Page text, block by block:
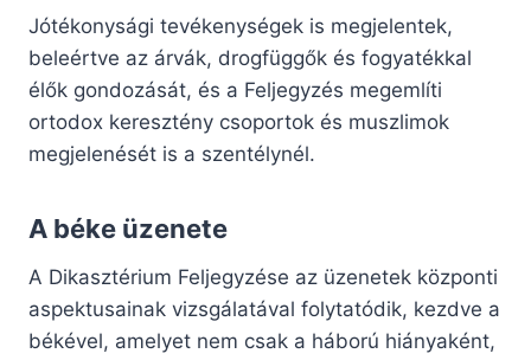
Jótékonysági tevékenységek is megjelentek,
beleértve az árvák, drogfüggők és fogyatékkal
élők gondozását, és a Feljegyzés megemlíti
ortodox keresztény csoportok és muszlimok
megjelenését is a szentélynél.
A béke üzenete
A Dikasztérium Feljegyzése az üzenetek központi
aspektusainak vizsgálatával folytatódik, kezdve a
békével, amelyet nem csak a háború hiányaként,